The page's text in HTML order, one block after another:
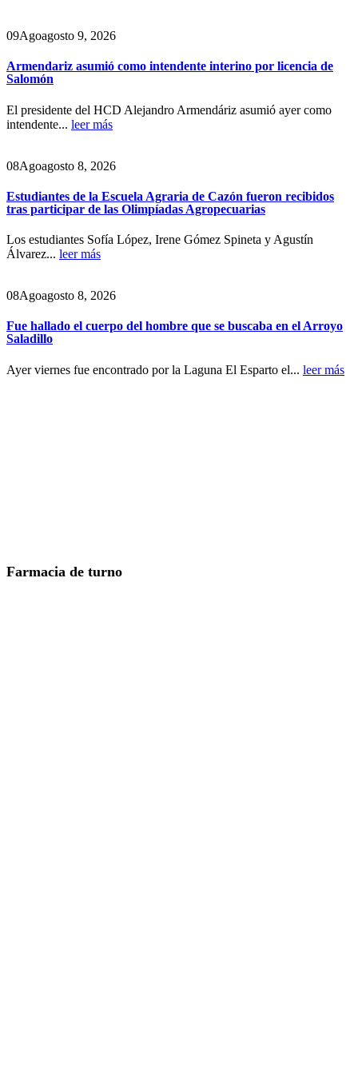
09Agoagosto 9, 2026
Armendariz asumió como intendente interino por licencia de
Salomón
El presidente del HCD Alejandro Armendáriz asumió ayer como
intendente... leer más
08Agoagosto 8, 2026
Estudiantes de la Escuela Agraria de Cazón fueron recibidos
tras participar de las Olimpíadas Agropecuarias
Los estudiantes Sofía López, Irene Gómez Spineta y Agustín
Álvarez... leer más
08Agoagosto 8, 2026
Fue hallado el cuerpo del hombre que se buscaba en el Arroyo
Saladillo
Ayer viernes fue encontrado por la Laguna El Esparto el... leer más
Farmacia de turno